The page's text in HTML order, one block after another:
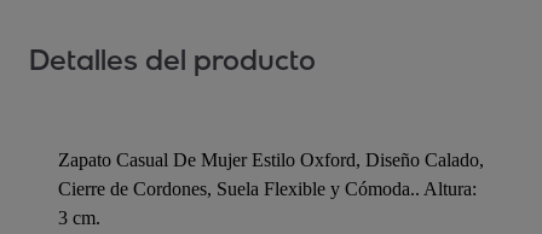
Detalles del producto
Zapato Casual De Mujer Estilo Oxford, Diseño Calado,
Cierre de Cordones, Suela Flexible y Cómoda.. Altura:
3 cm.